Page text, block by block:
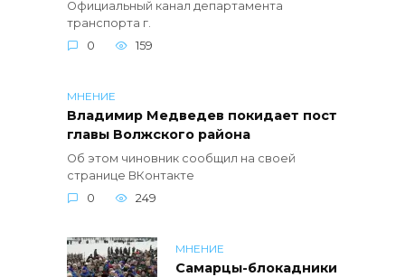
Официальный канал департамента
транспорта г.
0
159
МНЕНИЕ
Владимир Медведев покидает пост
главы Волжского района
Об этом чиновник сообщил на своей
странице ВКонтакте
0
249
МНЕНИЕ
Самарцы-блокадники